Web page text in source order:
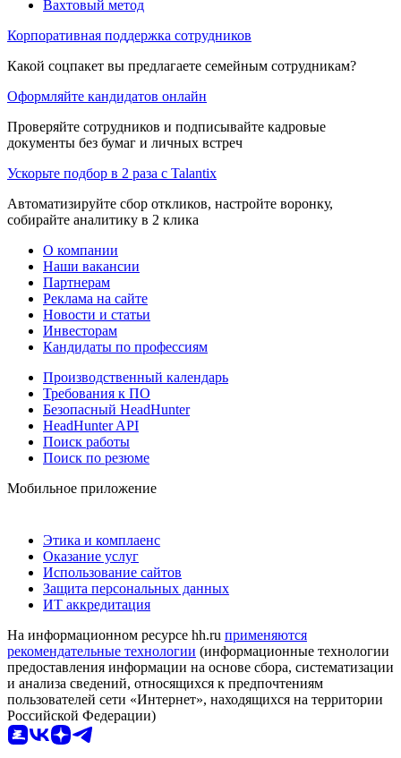
Вахтовый метод
Корпоративная поддержка сотрудников
Какой соцпакет вы предлагаете семейным сотрудникам?
Оформляйте кандидатов онлайн
Проверяйте сотрудников и подписывайте кадровые
документы без бумаг и личных встреч
Ускорьте подбор в 2 раза с Talantix
Автоматизируйте сбор откликов, настройте воронку,
собирайте аналитику в 2 клика
О компании
Наши вакансии
Партнерам
Реклама на сайте
Новости и статьи
Инвесторам
Кандидаты по профессиям
Производственный календарь
Требования к ПО
Безопасный HeadHunter
HeadHunter API
Поиск работы
Поиск по резюме
Мобильное приложение
Этика и комплаенс
Оказание услуг
Использование сайтов
Защита персональных данных
ИТ аккредитация
На информационном ресурсе hh.ru применяются
рекомендательные технологии (информационные технологии
предоставления информации на основе сбора, систематизации
и анализа сведений, относящихся к предпочтениям
пользователей сети «Интернет», находящихся на территории
Российской Федерации)